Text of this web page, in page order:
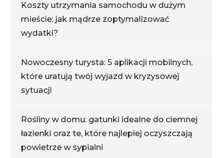
Koszty utrzymania samochodu w dużym
mieście: jak mądrze zoptymalizować
wydatki?
Nowoczesny turysta: 5 aplikacji mobilnych,
które uratują twój wyjazd w kryzysowej
sytuacji
Rośliny w domu: gatunki idealne do ciemnej
łazienki oraz te, które najlepiej oczyszczają
powietrze w sypialni